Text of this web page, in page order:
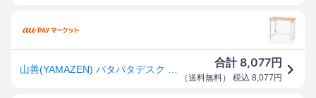
合計 8,077円
（送料無料） 税込 8,077 円